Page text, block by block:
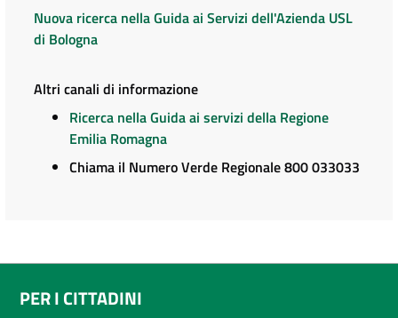
Nuova ricerca nella Guida ai Servizi dell'Azienda USL
di Bologna
Altri canali di informazione
Ricerca nella Guida ai servizi della Regione
Emilia Romagna
Chiama il Numero Verde Regionale 800 033033
PER I CITTADINI